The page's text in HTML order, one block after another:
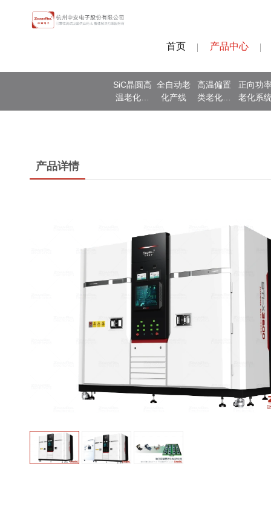
首页 产品中心
SiC晶圆高
温老化测
试
全自动老
化产线
高温偏置
类老化系
统
正向功
老化系
产品详情